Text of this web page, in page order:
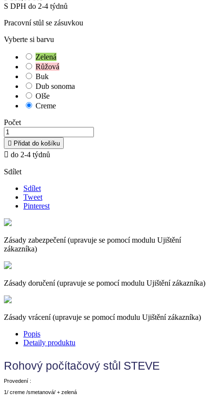
S DPH do 2-4 týdnů
Pracovní stůl se zásuvkou
Vyberte si barvu
Zelená
Růžová
Buk
Dub sonoma
Olše
Creme
Počet
 Přidat do košíku
 do 2-4 týdnů
Sdílet
Sdílet
Tweet
Pinterest
Zásady zabezpečení (upravuje se pomocí modulu Ujištění
zákazníka)
Zásady doručení (upravuje se pomocí modulu Ujištění zákazníka)
Zásady vrácení (upravuje se pomocí modulu Ujištění zákazníka)
Popis
Detaily produktu
Rohový počítačový stůl STEVE
Provedení :
1/ creme /smetanová/ + zelená